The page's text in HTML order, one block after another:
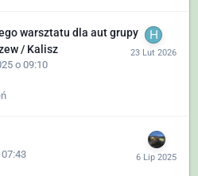
warsztatu dla aut grupy
/ Kalisz
o 09:10